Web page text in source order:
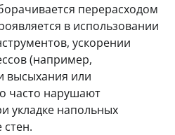
перерасходом
в использовании
ускорении
(например,
высыхания или
часто нарушают
укладке напольных